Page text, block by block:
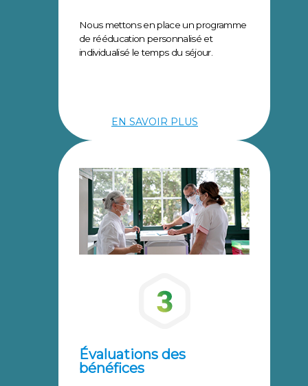
Nous mettons en place un programme
de rééducation personnalisé et
individualisé le temps du séjour.
EN SAVOIR PLUS
Évaluations des
bénéfices